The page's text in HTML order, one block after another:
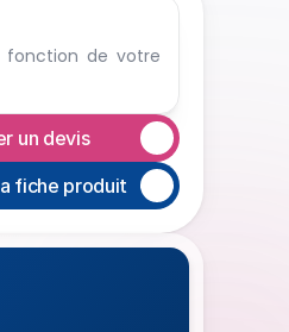
fonction de votre
un devis
fiche produit